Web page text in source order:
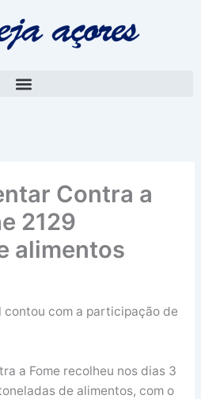
Contra a
2129
alimentos
contou com a participação de
a Fome recolheu nos dias 3
de alimentos, com o